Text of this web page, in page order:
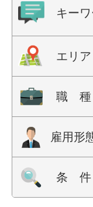
キー
エリア
職 種
雇用形
条 件